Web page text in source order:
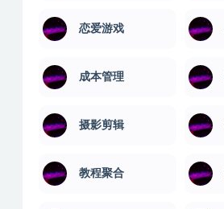
恋爱游戏
成本管理
摄影剪辑
教程聚合